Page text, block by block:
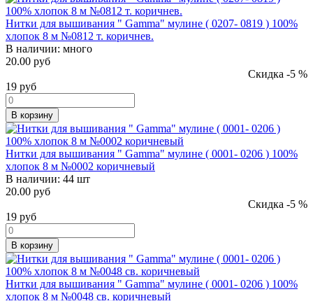
Нитки для вышивания " Gamma" мулине ( 0207- 0819 ) 100%
хлопок 8 м №0812 т. коричнев.
В наличии: много
20.00 руб
Скидка -5 %
19 руб
В корзину
Нитки для вышивания " Gamma" мулине ( 0001- 0206 ) 100%
хлопок 8 м №0002 коричневый
В наличии: 44 шт
20.00 руб
Скидка -5 %
19 руб
В корзину
Нитки для вышивания " Gamma" мулине ( 0001- 0206 ) 100%
хлопок 8 м №0048 св. коричневый